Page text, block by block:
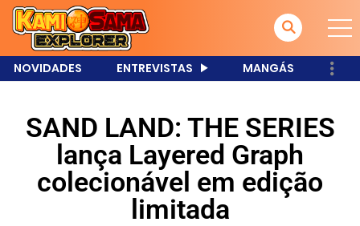
NOVIDADES ENTREVISTAS MANGÁS
SAND LAND: THE SERIES
lança Layered Graph
colecionável em edição
limitada